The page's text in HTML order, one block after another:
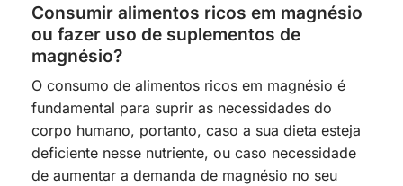
Consumir alimentos ricos em magnésio
ou fazer uso de suplementos de
magnésio?
O consumo de alimentos ricos em magnésio é
fundamental para suprir as necessidades do
corpo humano, portanto, caso a sua dieta esteja
deficiente nesse nutriente, ou caso necessidade
de aumentar a demanda de magnésio no seu